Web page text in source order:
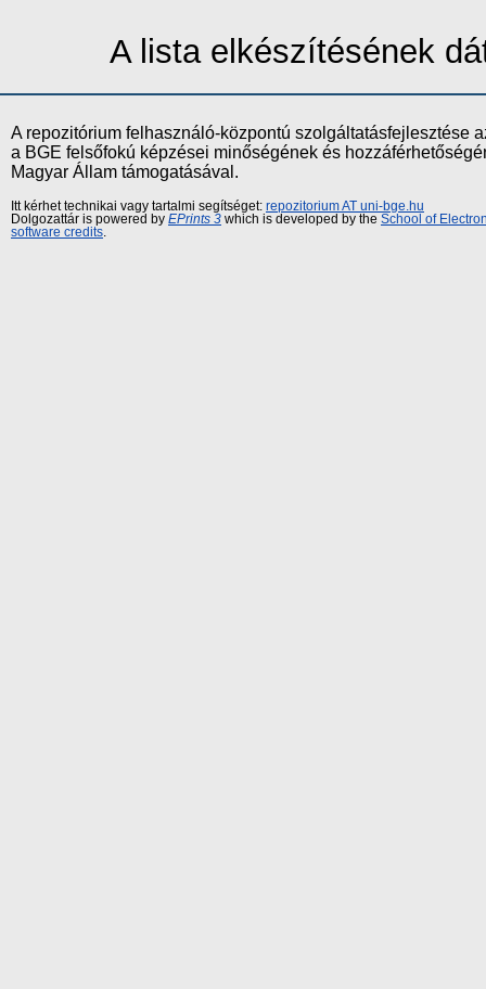
A lista elkészítésének
A repozitórium felhasználó-központú szolgáltatásfejlesztése
a BGE felsőfokú képzései minőségének és
Magyar Állam támogatásával.
Itt kérhet technikai vagy tartalmi segítséget: repozitorium AT uni-bge.hu
Dolgozattár is powered by EPrints 3 which is developed by the School of
software credits